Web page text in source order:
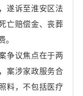
遂诉至淮安区法
亡赔偿金、丧葬
。
议焦点在于两
案涉家政服务合
料，不包括医疗